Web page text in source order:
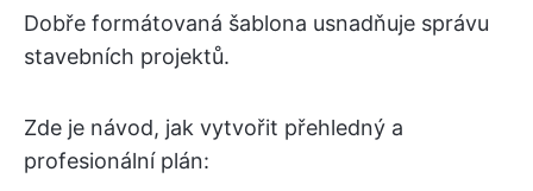
Dobře formátovaná šablona usnadňuje správu
stavebních projektů.
Zde je návod, jak vytvořit přehledný a
profesionální plán: